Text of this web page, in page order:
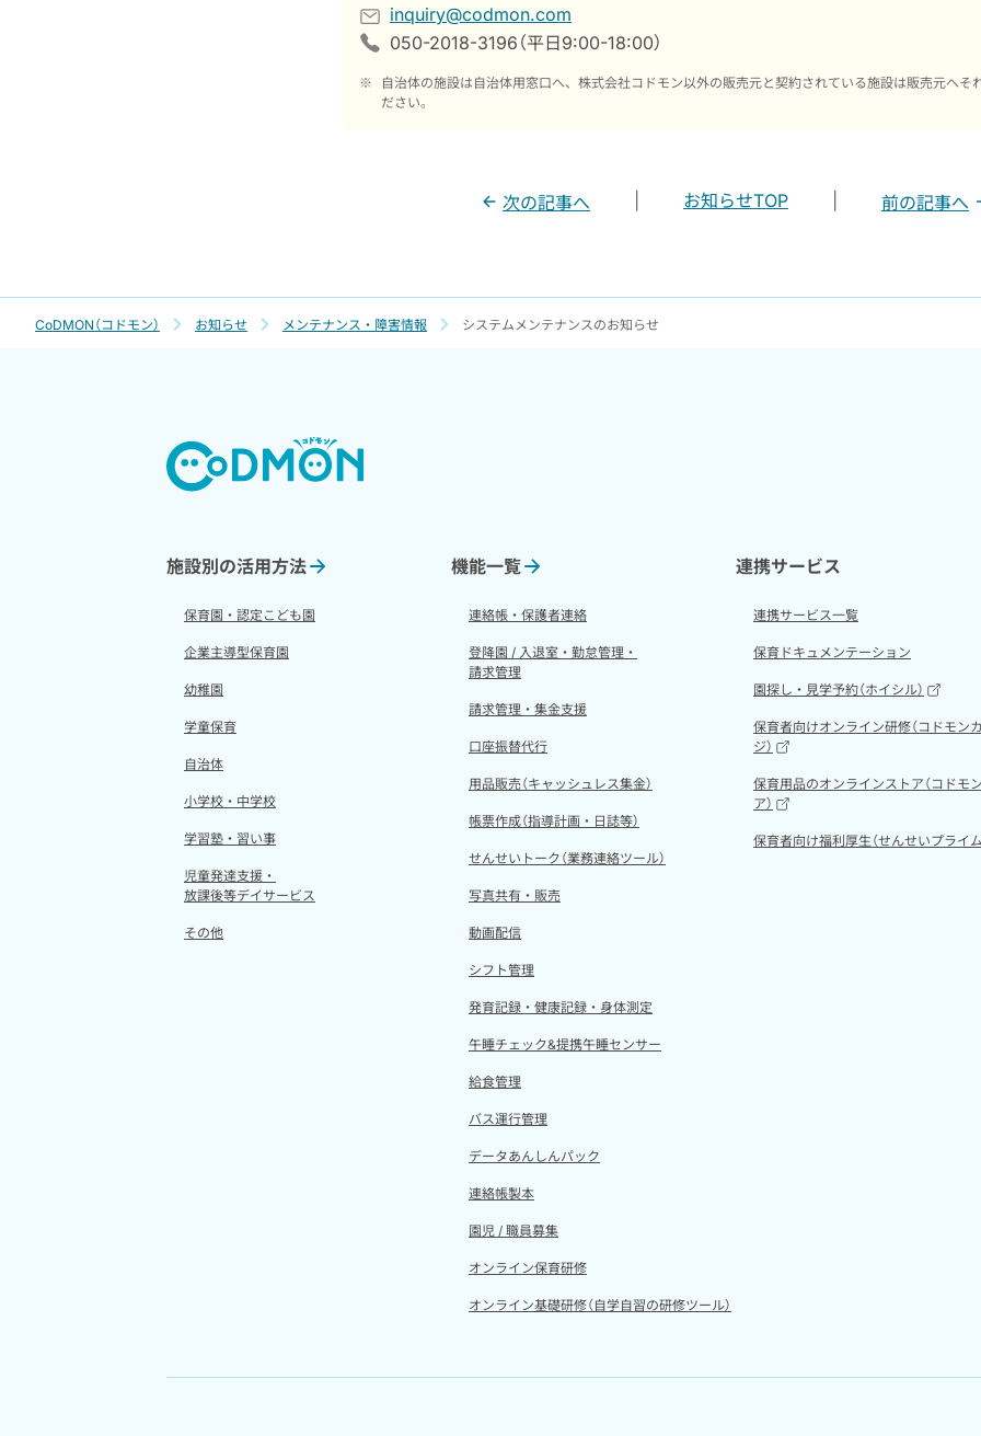
inquiry@codmon.com
050-2018-3196（平日9:00-18:00）
※
自治体の施設は自治体用窓口へ、株式会社コドモン以外の販売元と契約されている施設は販売元へそ
ださい。
次の記事へ お知らせTOP 前の記事へ
CoDMON（コドモン） お知らせ メンテナンス・障害情報 システムメンテナンスのお知らせ
施設別の活用方法
保育園・認定こども園
企業主導型保育園
幼稚園
学童保育
自治体
小学校・中学校
学習塾・習い事
児童発達支援・
放課後等デイサービス
その他
機能一覧
連絡帳・保護者連絡
登降園 / 入退室・勤怠管理・
請求管理
請求管理・集金支援
口座振替代行
用品販売（キャッシュレス集金）
帳票作成（指導計画・日誌等）
せんせいトーク（業務連絡ツール）
写真共有・販売
動画配信
シフト管理
発育記録・健康記録・身体測定
午睡チェック&提携午睡センサー
給食管理
バス運行管理
データあんしんパック
連絡帳製本
園児 / 職員募集
オンライン保育研修
オンライン基礎研修（自学自習の研修ツール）
連携サービス
連携サービス一覧
保育ドキュメンテーション
園探し・見学予約（ホイシル）
保育者向けオンライン研修（コドモン
ジ）
保育用品のオンラインストア （コドモ
ア）
保育者向け福利厚生 （せんせいプライム